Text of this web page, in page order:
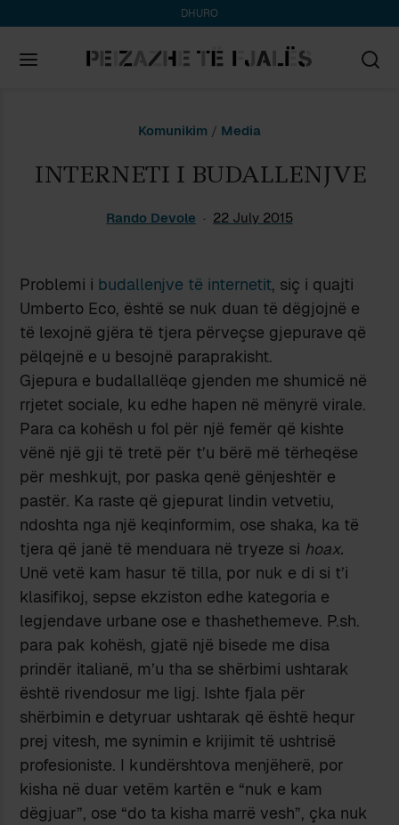
DHURO
Komunikim / Media
INTERNETI I BUDALLENJVE
Rando Devole 22 July 2015
Problemi i budallenjve të internetit, siç i quajti
Umberto Eco, është se nuk duan të dëgjojnë e
të lexojnë gjëra të tjera përveçse gjepurave që
pëlqejnë e u besojnë paraprakisht.
Gjepura e budallallëqe gjenden me shumicë në
rrjetet sociale, ku edhe hapen në mënyrë virale.
Para ca kohësh u fol për një femër që kishte
vënë një gji të tretë për t’u bërë më tërheqëse
për meshkujt, por paska qenë gënjeshtër e
pastër. Ka raste që gjepurat lindin vetvetiu,
ndoshta nga një keqinformim, ose shaka, ka të
tjera që janë të menduara në tryeze si hoax.
Unë vetë kam hasur të tilla, por nuk e di si t’i
klasifikoj, sepse ekziston edhe kategoria e
legjendave urbane ose e thashethemeve. P.sh.
para pak kohësh, gjatë një bisede me disa
prindër italianë, m’u tha se shërbimi ushtarak
është rivendosur me ligj. Ishte fjala për
shërbimin e detyruar ushtarak që është hequr
prej vitesh, me synimin e krijimit të ushtrisë
profesioniste. I kundërshtova menjëherë, por
kisha në duar vetëm kartën e “nuk e kam
dëgjuar”, ose “do ta kisha marrë vesh”, çka nuk